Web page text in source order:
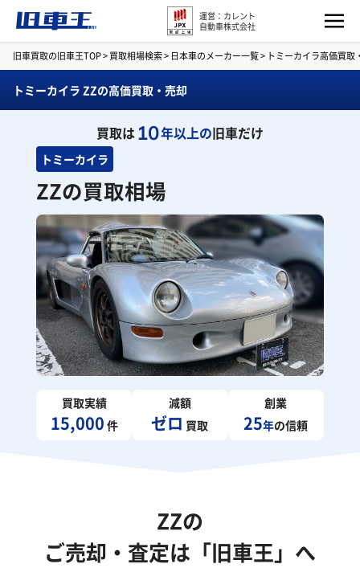
運営：カレント
自動車株式会社
旧車買取の旧車王TOP>買取相場検索> 日本車のメーカー一覧> トミーカイラ高価買取
トミーカイラ ZZの高価買取・売却
買取は10年以上の旧車だけ
トミーカイラ
ZZの買取相場
買取実績
15,000 件
減額
ゼロ 買取
創業
25年の信頼
ZZの
ご売却・査定は「旧車王」へ